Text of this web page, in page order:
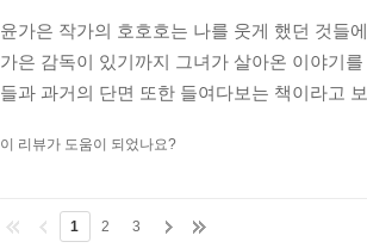
윤가은 작가의 호호호는 나를 웃게 했던 것들
가은 감독이 있기까지 그녀가 살아온 이야기
들과 과거의 단면 또한 들여다보는 책이라고
이 리뷰가 도움이 되었나요?
1 2 3